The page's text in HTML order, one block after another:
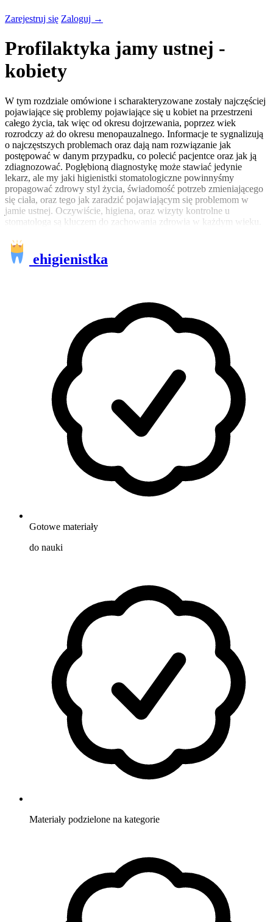
Zarejestruj się Zaloguj →
Profilaktyka jamy ustnej -
kobiety
W tym rozdziale omówione i scharakteryzowane zostały najczęściej
pojawiające się problemy pojawiające się u kobiet na przestrzeni
całego życia, tak więc od okresu dojrzewania, poprzez wiek
rozrodczy aż do okresu menopauzalnego. Informacje te sygnalizują
o najczęstszych problemach oraz dają nam rozwiązanie jak
postępować w danym przypadku, co polecić pacjentce oraz jak ją
zdiagnozować. Pogłębioną diagnostykę może stawiać jedynie
lekarz, ale my jaki higienistki stomatologiczne powinnyśmy
propagować zdrowy styl życia, świadomość potrzeb zmieniającego
się ciała, oraz tego jak zaradzić pojawiającym się problemom w
jamie ustnej. Oczywiście, higiena, oraz wizyty kontrolne u
stomatologa są kluczem do zachowania zdrowia w każdym wieku.
ehigienistka
Gotowe materiały
do nauki
Materiały podzielone na kategorie